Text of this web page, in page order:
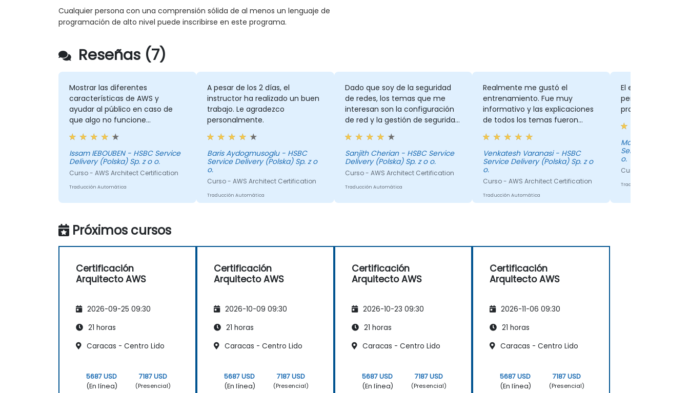
Cualquier persona con una comprensión sólida de al menos un lenguaje de
programación de alto nivel puede inscribirse en este programa.
Reseñas (7)
Mostrar las diferentes
características de AWS y
ayudar al público en caso de
que algo no funcione
correctamente.
Issam IEBOUBEN - HSBC Service
Delivery (Polska) Sp. z o o.
Curso - AWS Architect Certification
Traducción Automática
A pesar de los 2 días, el
instructor ha realizado un buen
trabajo. Le agradezco
personalmente.
Baris Aydogmusoglu - HSBC
Service Delivery (Polska) Sp. z o
o.
Curso - AWS Architect Certification
Traducción Automática
Dado que soy de la seguridad
de redes, los temas que me
interesan son la configuración
de red y la gestión de seguridad.
Como se mencionó antes, 16
horas no son suficientes para
cubrir todos los temas, pero el
entrenamiento está planeado
de manera que brinde una
visión general de cómo
Sanjith Cherian - HSBC Service
Delivery (Polska) Sp. z o o.
Curso - AWS Architect Certification
Traducción Automática
Realmente me gustó el
entrenamiento. Fue muy
informativo y las explicaciones
de todos los temas fueron
claras durante todo el curso.
Venkatesh Varanasi - HSBC
Service Delivery (Polska) Sp. z o
o.
Curso - AWS Architect Certification
Traducción Automática
El entrenamiento
pero requiere
practicar y realizar
Manu Megaravalli
Service Delivery
o.
Curso - AWS
Traducción Automática
Próximos cursos
Certificación
Arquitecto AWS
2026-09-25 09:30
21 horas
Caracas - Centro Lido
5687 USD
(En línea)
7187 USD
(Presencial)
Certificación
Arquitecto AWS
2026-10-09 09:30
21 horas
Caracas - Centro Lido
5687 USD
(En línea)
7187 USD
(Presencial)
Certificación
Arquitecto AWS
2026-10-23 09:30
21 horas
Caracas - Centro Lido
5687 USD
(En línea)
7187 USD
(Presencial)
Certificación
Arquitecto AWS
2026-11-06 09:30
21 horas
Caracas - Centro Lido
5687 USD
(En línea)
7187 USD
(Presencial)